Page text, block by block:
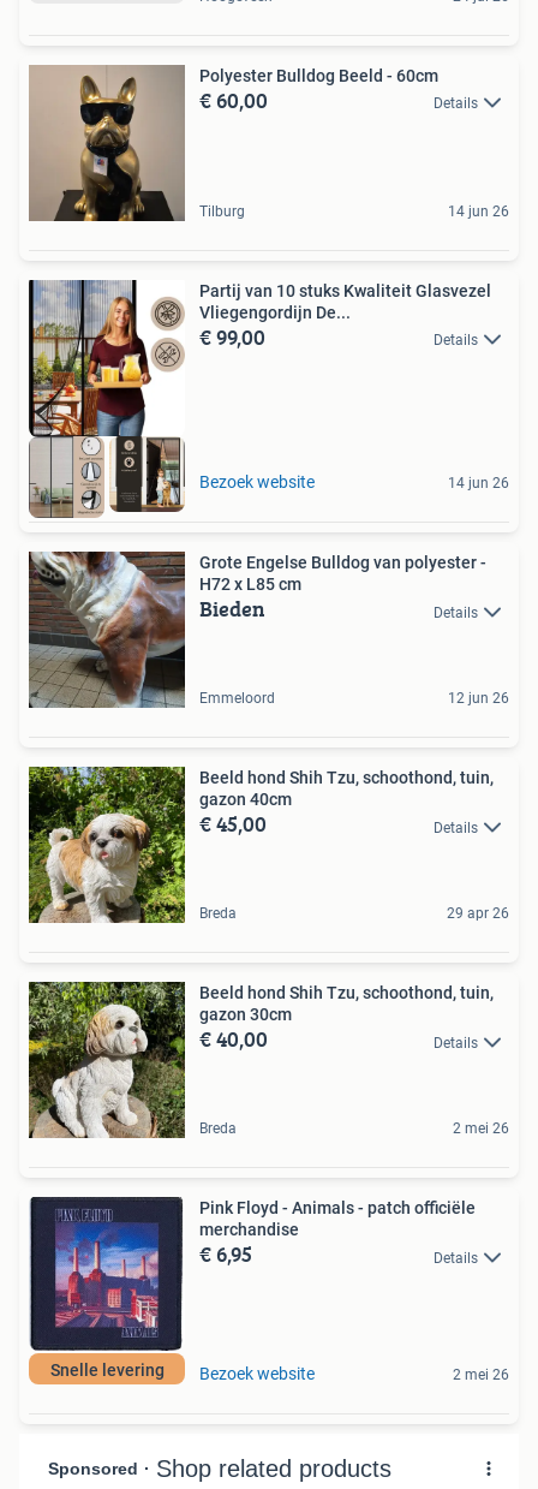
Polyester Bulldog Beeld - 60cm
€ 60,00 Details
Tilburg 14 jun 26
Partij van 10 stuks Kwaliteit Glasvezel
Vliegengordijn De...
€ 99,00 Details
Bezoek website 14 jun 26
Grote Engelse Bulldog van polyester -
H72 x L85 cm
Bieden Details
Emmeloord 12 jun 26
Beeld hond Shih Tzu, schoothond, tuin,
gazon 40cm
€ 45,00 Details
Breda 29 apr 26
Beeld hond Shih Tzu, schoothond, tuin,
gazon 30cm
€ 40,00 Details
Breda 2 mei 26
Snelle levering
Pink Floyd - Animals - patch officiële
merchandise
€ 6,95 Details
Bezoek website 2 mei 26